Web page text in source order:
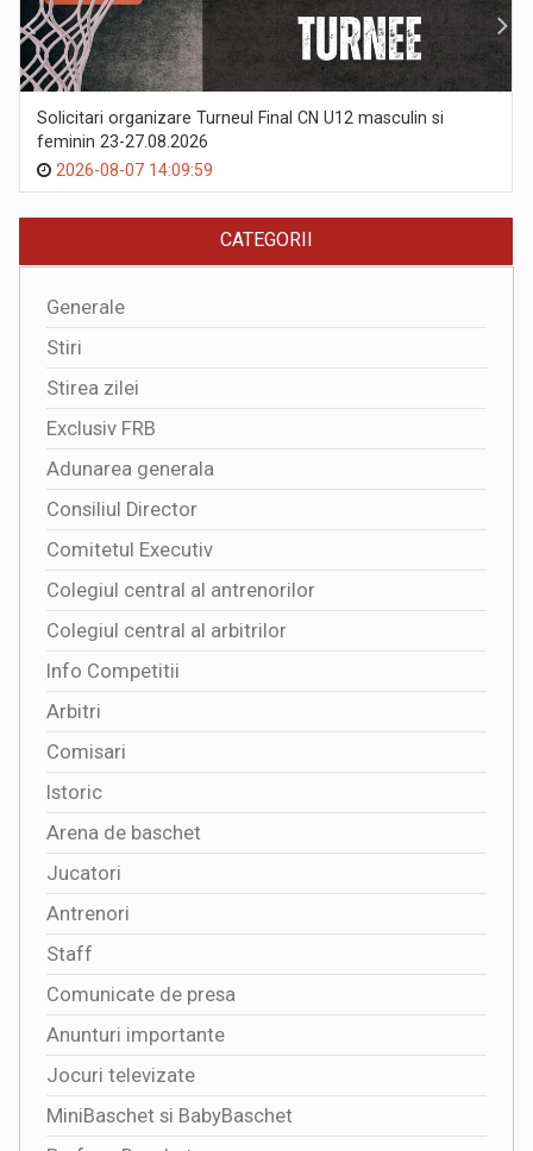
Solicitari organizare Turneul Final CN U12 masculin si
feminin 23-27.08.2026
2026-08-07 14:09:59
CATEGORII
Generale
Stiri
Stirea zilei
Exclusiv FRB
Adunarea generala
Consiliul Director
Comitetul Executiv
Colegiul central al antrenorilor
Colegiul central al arbitrilor
Info Competitii
Arbitri
Comisari
Istoric
Arena de baschet
Jucatori
Antrenori
Staff
Comunicate de presa
Anunturi importante
Jocuri televizate
MiniBaschet si BabyBaschet